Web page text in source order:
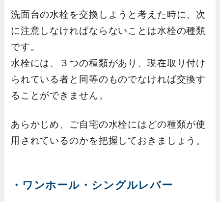
洗面台の水栓を交換しようと考えた時に、次
に注意しなければならないことは水栓の種類
です。
水栓には、３つの種類があり、現在取り付け
られている者と同等のものでなければ交換す
ることができません。
あらかじめ、ご自宅の水栓にはどの種類が使
用されているのかを把握しておきましょう。
・ワンホール・シングルレバー